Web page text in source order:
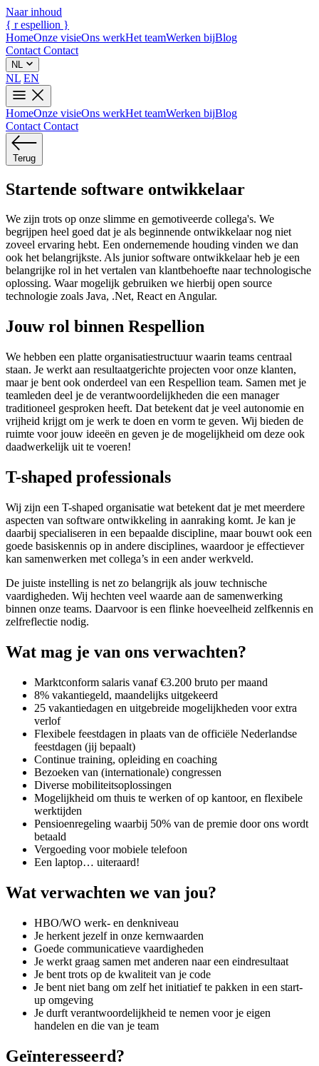
Naar inhoud
{ r espellion }
HomeOnze visieOns werkHet teamWerken bijBlog
Contact Contact
NL
NL EN
HomeOnze visieOns werkHet teamWerken bijBlog
Contact Contact
Terug
Startende software ontwikkelaar
We zijn trots op onze slimme en gemotiveerde collega's. We
begrijpen heel goed dat je als beginnende ontwikkelaar nog niet
zoveel ervaring hebt. Een ondernemende houding vinden we dan
ook het belangrijkste. Als junior software ontwikkelaar heb je een
belangrijke rol in het vertalen van klantbehoefte naar technologische
oplossing. Waar mogelijk gebruiken we hierbij open source
technologie zoals Java, .Net, React en Angular.
Jouw rol binnen Respellion
We hebben een platte organisatiestructuur waarin teams centraal
staan. Je werkt aan resultaatgerichte projecten voor onze klanten,
maar je bent ook onderdeel van een Respellion team. Samen met je
teamleden deel je de verantwoordelijkheden die een manager
traditioneel gesproken heeft. Dat betekent dat je veel autonomie en
vrijheid krijgt om je werk te doen en vorm te geven. Wij bieden de
ruimte voor jouw ideeën en geven je de mogelijkheid om deze ook
daadwerkelijk uit te voeren!
T-shaped professionals
Wij zijn een T-shaped organisatie wat betekent dat je met meerdere
aspecten van software ontwikkeling in aanraking komt. Je kan je
daarbij specialiseren in een bepaalde discipline, maar bouwt ook een
goede basiskennis op in andere disciplines, waardoor je effectiever
kan samenwerken met collega’s in een ander werkveld.
De juiste instelling is net zo belangrijk als jouw technische
vaardigheden. Wij hechten veel waarde aan de samenwerking
binnen onze teams. Daarvoor is een flinke hoeveelheid zelfkennis en
zelfreflectie nodig.
Wat mag je van ons verwachten?
Marktconform salaris vanaf €3.200 bruto per maand
8% vakantiegeld, maandelijks uitgekeerd
25 vakantiedagen en uitgebreide mogelijkheden voor extra
verlof
Flexibele feestdagen in plaats van de officiële Nederlandse
feestdagen (jij bepaalt)
Continue training, opleiding en coaching
Bezoeken van (internationale) congressen
Diverse mobiliteitsoplossingen
Mogelijkheid om thuis te werken of op kantoor, en flexibele
werktijden
Pensioenregeling waarbij 50% van de premie door ons wordt
betaald
Vergoeding voor mobiele telefoon
Een laptop… uiteraard!
Wat verwachten we van jou?
HBO/WO werk- en denkniveau
Je herkent jezelf in onze kernwaarden
Goede communicatieve vaardigheden
Je werkt graag samen met anderen naar een eindresultaat
Je bent trots op de kwaliteit van je code
Je bent niet bang om zelf het initiatief te pakken in een start-
up omgeving
Je durft verantwoordelijkheid te nemen voor je eigen
handelen en die van je team
Geïnteresseerd?